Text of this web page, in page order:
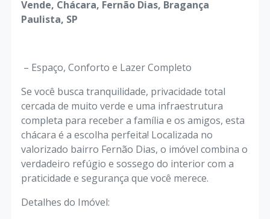
Vende, Chácara, Fernão Dias, Bragança
Paulista, SP
– Espaço, Conforto e Lazer Completo
​Se você busca tranquilidade, privacidade total
cercada de muito verde e uma infraestrutura
completa para receber a família e os amigos, esta
chácara é a escolha perfeita! Localizada no
valorizado bairro Fernão Dias, o imóvel combina o
verdadeiro refúgio e sossego do interior com a
praticidade e segurança que você merece.
​Detalhes do Imóvel: